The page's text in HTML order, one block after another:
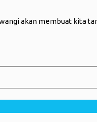
akan membuat kita